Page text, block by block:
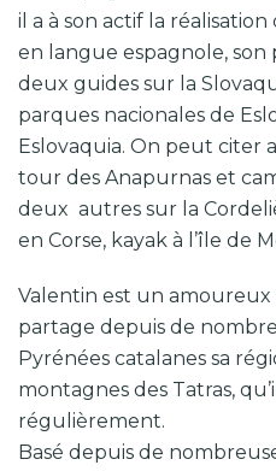
il a à son actif la
en langue espagnole, son
deux guides sur la
parques nacionales de
Eslovaquia. On peut citer
tour des Anapurnas et
deux autres sur la
en Corse, kayak à l’île de
Valentin est un amoureux
partage depuis de
Pyrénées catalanes sa
montagnes des Tatras,
régulièrement.
Basé depuis de